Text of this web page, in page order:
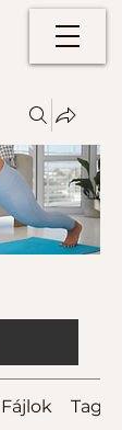
Fájlok Tagok